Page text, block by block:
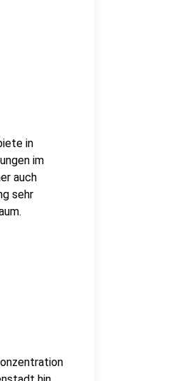
in
im
auch
sehr